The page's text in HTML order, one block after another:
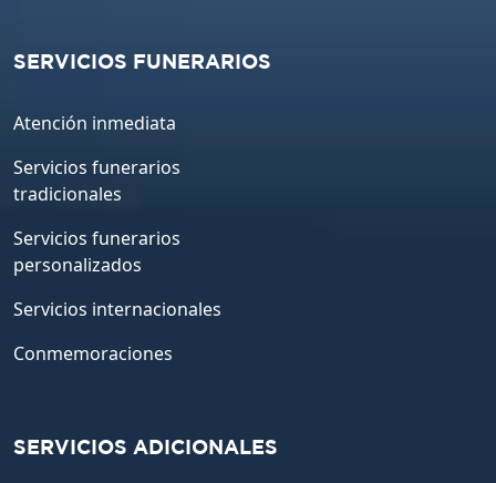
SERVICIOS FUNERARIOS
Atención inmediata
Servicios funerarios
tradicionales
Servicios funerarios
personalizados
Servicios internacionales
Conmemoraciones
SERVICIOS ADICIONALES